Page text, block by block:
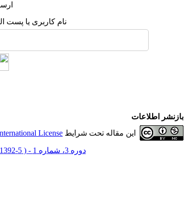
نام کاربری یا پست
بازنشر اطلاعات
این مقاله تحت شرایط License
دوره 3، شماره 1 - ( 5-1392 )